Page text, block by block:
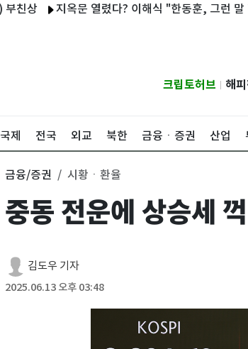
지옥문 열렸다? 이해식 "한동훈, 그런 말 할 자격
크립토허브 해
국제 전국 외교 북한 금융ㆍ증권 산업
금융/증권 시황ㆍ환율
중동 전운에 상승세
김도우 기자
2025.06.13 오후 03:48